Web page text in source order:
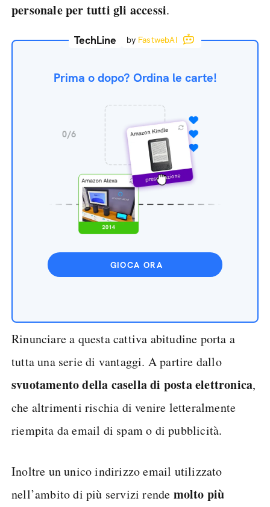
personale per tutti gli accessi.
TechLine by FastwebAI
Prima o dopo? Ordina le carte!
GIOCA ORA
Rinunciare a questa cattiva abitudine porta a
tutta una serie di vantaggi. A partire dallo
svuotamento della casella di posta elettronica,
che altrimenti rischia di venire letteralmente
riempita da email di spam o di pubblicità.
Inoltre un unico indirizzo email utilizzato
nell’ambito di più servizi rende molto più